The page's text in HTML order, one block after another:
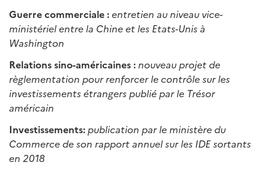
Guerre commerciale :entretien au niveau vice-
ministériel entre la Chine et les Etats-Unis à
Washington
Relations sino-américaines : nouveau projet de
règlementation pour renforcer le contrôle sur les
investissements étrangers publié par le Trésor
américain
Investissements: publication par le ministère du
Commerce de son rapport annuel sur les IDE sortants
en 2018